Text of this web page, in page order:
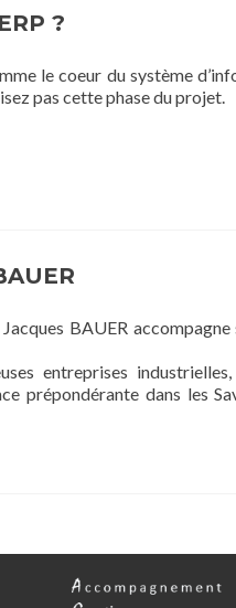
?
le coeur du système
pas cette phase du projet.
BAUER
entreprises
prépondérante dans les